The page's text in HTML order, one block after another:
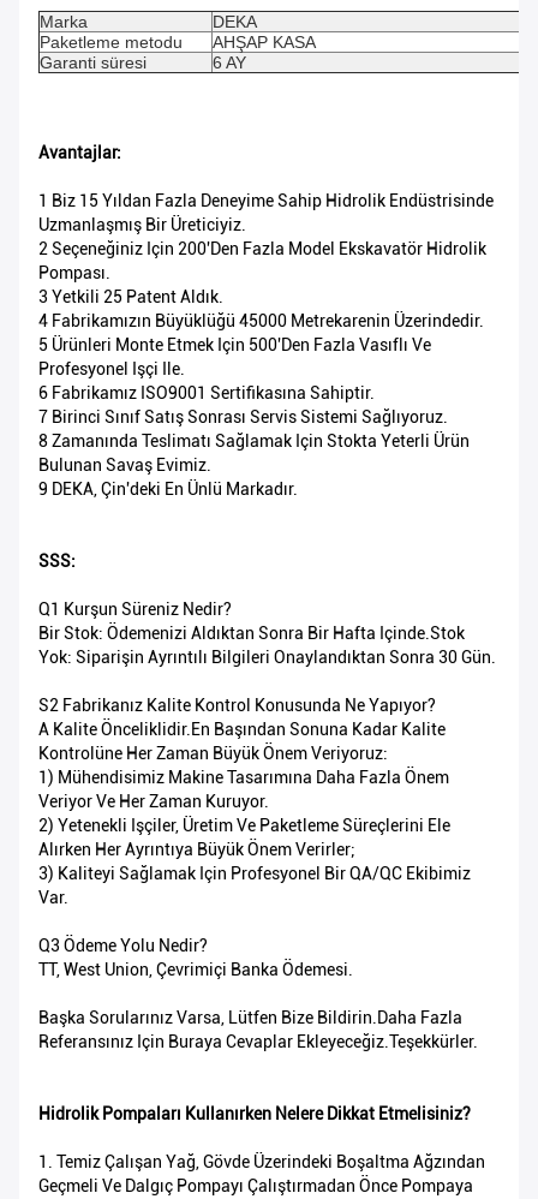
Marka
DEKA
Paketleme metodu
AHŞAP KASA
Garanti süresi
6 AY
Avantajlar:
1 Biz 15 Yıldan Fazla Deneyime Sahip Hidrolik Endüstrisinde
Uzmanlaşmış Bir Üreticiyiz.
2 Seçeneğiniz Için 200'den Fazla Model Ekskavatör Hidrolik
Pompası.
3 Yetkili 25 Patent Aldık.
4 Fabrikamızın Büyüklüğü 45000 Metrekarenin Üzerindedir.
5 Ürünleri Monte Etmek Için 500'den Fazla Vasıflı Ve
Profesyonel Işçi Ile.
6 Fabrikamız ISO9001 Sertifikasına Sahiptir.
7 Birinci Sınıf Satış Sonrası Servis Sistemi Sağlıyoruz.
8 Zamanında Teslimatı Sağlamak Için Stokta Yeterli Ürün
Bulunan Savaş Evimiz.
9 DEKA, Çin'deki En Ünlü Markadır.
SSS:
Q1 Kurşun Süreniz Nedir?
Bir Stok: Ödemenizi Aldıktan Sonra Bir Hafta Içinde.Stok
Yok: Siparişin Ayrıntılı Bilgileri Onaylandıktan Sonra 30 Gün.
S2 Fabrikanız Kalite Kontrol Konusunda Ne Yapıyor?
A Kalite Önceliklidir.En Başından Sonuna Kadar Kalite
Kontrolüne Her Zaman Büyük Önem Veriyoruz:
1) Mühendisimiz Makine Tasarımına Daha Fazla Önem
Veriyor Ve Her Zaman Kuruyor.
2) Yetenekli Işçiler, Üretim Ve Paketleme Süreçlerini Ele
Alırken Her Ayrıntıya Büyük Önem Verirler;
3) Kaliteyi Sağlamak Için Profesyonel Bir QA/QC Ekibimiz
Var.
Q3 Ödeme Yolu Nedir?
TT, West Union, Çevrimiçi Banka Ödemesi.
Başka Sorularınız Varsa, Lütfen Bize Bildirin.Daha Fazla
Referansınız Için Buraya Cevaplar Ekleyeceğiz.Teşekkürler.
Hidrolik Pompaları Kullanırken Nelere Dikkat Etmelisiniz?
1. Temiz Çalışan Yağ, Gövde Üzerindeki Boşaltma Ağzından
Geçmeli Ve Dalgıç Pompayı Çalıştırmadan Önce Pompaya